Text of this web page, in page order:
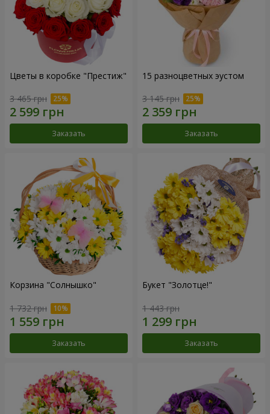
Цветы в коробке "Престиж"
3 465 грн
Заказать
15 разноцветных эустом
3 145 грн
Заказать
Корзина "Солнышко"
1 732 грн
Заказать
Букет "Золотце!"
1 443 грн
Заказать